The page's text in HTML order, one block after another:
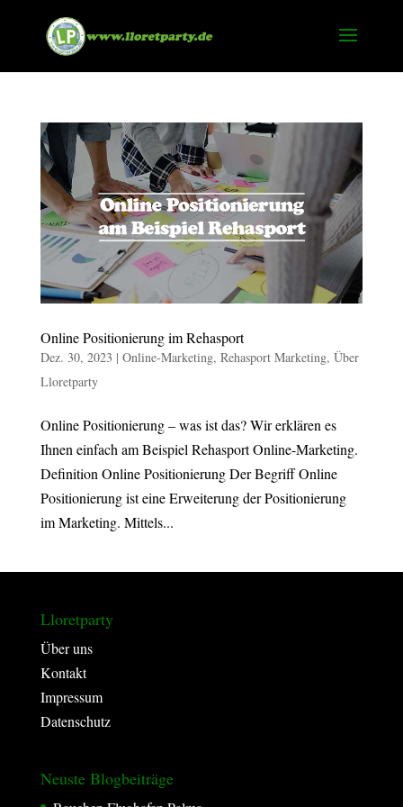
Online Positionierung im Rehasport
Dez. 30, 2023 | Online-Marketing, Rehasport Marketing, Über
Lloretparty
Online Positionierung – was ist das? Wir erklären es
Ihnen einfach am Beispiel Rehasport Online-Marketing.
Definition Online Positionierung Der Begriff Online
Positionierung ist eine Erweiterung der Positionierung
im Marketing. Mittels...
Lloretparty
Über uns
Kontakt
Impressum
Datenschutz
Neuste Blogbeiträge